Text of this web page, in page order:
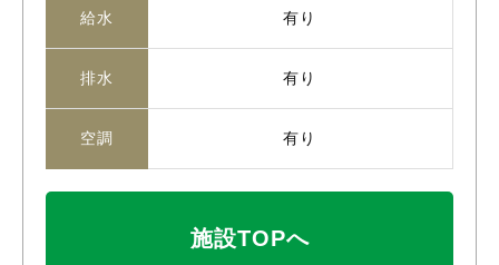
給水 有り
排水 有り
空調 有り
施設TOPへ